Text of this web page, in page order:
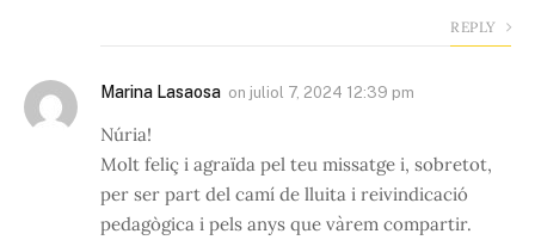
REPLY
Marina Lasaosa on juliol 7, 2024 12:39 pm
Núria!
Molt feliç i agraïda pel teu missatge i, sobretot,
per ser part del camí de lluita i reivindicació
pedagògica i pels anys que vàrem compartir.